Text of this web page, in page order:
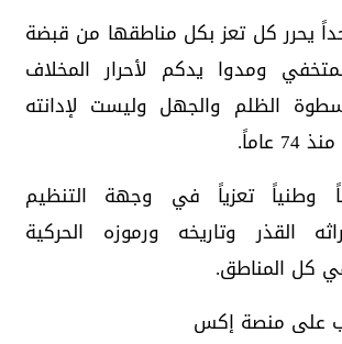
يحرر كل تعز بكل مناطقها من قبضة
ومدوا يدكم لأحرار المخلاف
الظلم والجهل وليست لإدانته
وطنياً تعزياً في وجهة التنظيم
القذر وتاريخه ورموزه الحركية
كل المناطق.
على منصة إكس